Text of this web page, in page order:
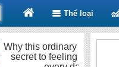
Thể loại